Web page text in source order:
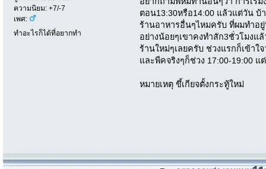
ความนิยม: +7/-7
เพศ:
ทำอะไรก็ได้ที่อยากทำ
ตอน13:30หรือ14:00 แล้วแต่วัน
ร้านอาหารอื่นๆไหมครับ ที่ผมทำอ
อย่างน้อยๆเขาคงทำสัก3ชั่วโมงแ
ร้านใหม่ๆเลยครับ ช่วงแรกก็เข้าใ
และพีคจริงๆก็ช่วง 17:00-19:00 แ
หมายเหตุ ขึ้เกียจตั้งกระทู้ใหม่